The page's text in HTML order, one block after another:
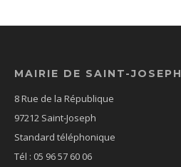
MAIRIE DE SAINT-JOSEPH
8 Rue de la République
97212 Saint-Joseph
Standard téléphonique
Tél : 05 96 57 60 06